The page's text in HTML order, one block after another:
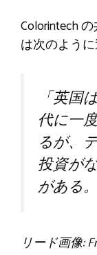
Colorintech
は次のように
「英国
代に一
るが、
投資が
がある。
リード画像: